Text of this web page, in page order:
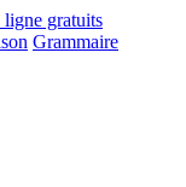
Grammaire